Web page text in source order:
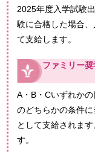
2025年度入学試験
験に合格した場合
て支給します。
ファミリー奨
A・B・Cいずれか
のどちらかの条件
として支給されま
す。